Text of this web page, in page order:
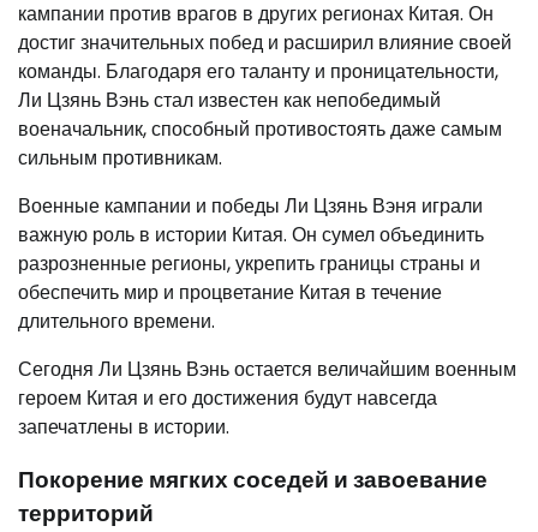
кампании против врагов в других регионах Китая. Он
достиг значительных побед и расширил влияние своей
команды. Благодаря его таланту и проницательности,
Ли Цзянь Вэнь стал известен как непобедимый
военачальник, способный противостоять даже самым
сильным противникам.
Военные кампании и победы Ли Цзянь Вэня играли
важную роль в истории Китая. Он сумел объединить
разрозненные регионы, укрепить границы страны и
обеспечить мир и процветание Китая в течение
длительного времени.
Сегодня Ли Цзянь Вэнь остается величайшим военным
героем Китая и его достижения будут навсегда
запечатлены в истории.
Покорение мягких соседей и завоевание
территорий